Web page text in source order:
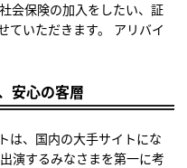
会保険の加入をしたい、証
ていただきます。 アリバイ
安心の客層
は、国内の大手サイトにな
演するみなさまを第一に考